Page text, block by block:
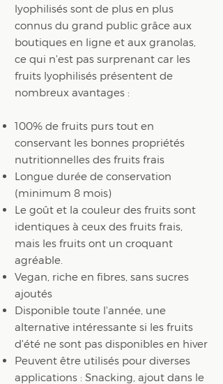
lyophilisés sont de plus en plus
connus du grand public grâce aux
boutiques en ligne et aux granolas,
ce qui n'est pas surprenant car les
fruits lyophilisés présentent de
nombreux avantages :
100% de fruits purs tout en
conservant les bonnes propriétés
nutritionnelles des fruits frais
Longue durée de conservation
(minimum 8 mois)
Le goût et la couleur des fruits sont
identiques à ceux des fruits frais,
mais les fruits ont un croquant
agréable.
Vegan, riche en fibres, sans sucres
ajoutés
Disponible toute l'année, une
alternative intéressante si les fruits
d'été ne sont pas disponibles en hiver
Peuvent être utilisés pour diverses
applications : Snacking, ajout dans le